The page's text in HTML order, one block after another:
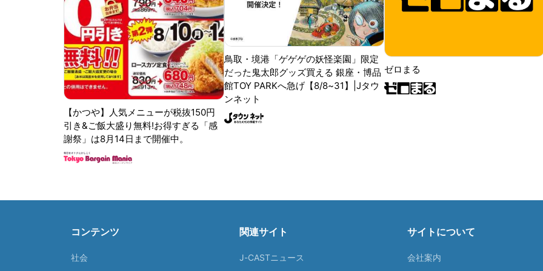
【かつや】人気メニューが税抜150円
引き&ご飯大盛り無料!お得すぎる「感
謝祭」は8月14日まで開催中。
鳥取・境港「ゲゲゲの妖怪楽園」限定
だった鬼太郎グッズ買える 銀座・博品
館TOY PARKへ急げ【8/8~31】|Jタウ
ンネット
ゼロまる
コンテンツ
社会
関連サイト
J-CASTニュース
サイトについて
会社案内